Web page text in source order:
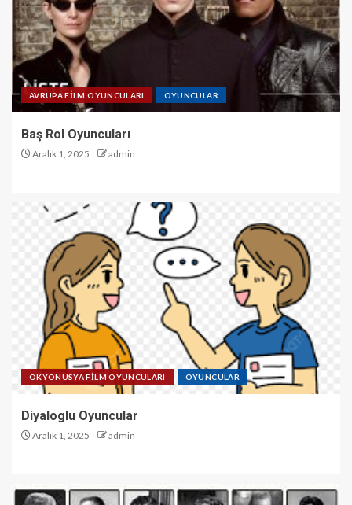
AVRUPA FİLM OYUNCULARI OYUNCULAR
Baş Rol Oyuncuları
Aralık 1, 2025 admin
OKYONUSYA FİLM OYUNCULARI OYUNCULAR
Diyaloglu Oyuncular
Aralık 1, 2025 admin